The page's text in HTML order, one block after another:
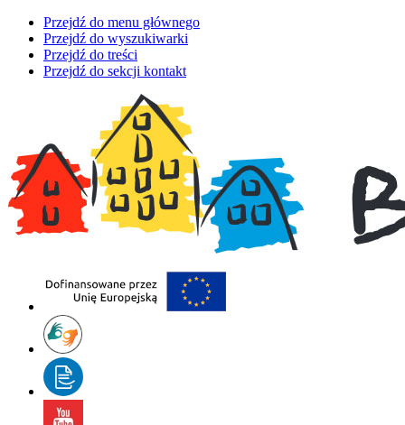
Przejdź do menu głównego
Przejdź do wyszukiwarki
Przejdź do treści
Przejdź do sekcji kontakt